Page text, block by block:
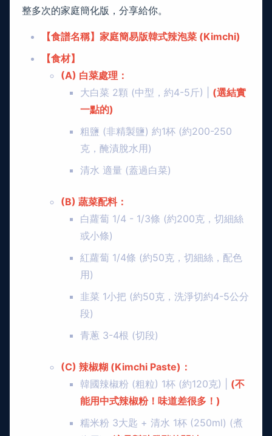
整多次的家庭簡化版，分享給你。
【食譜名稱】家庭簡易版韓式辣泡菜 (Kimchi)
【食材】
(A) 白菜處理：
大白菜 2顆 (中型，約4-5斤) | (選結實
一點的)
粗鹽 (非精製鹽) 約1杯 (約200-250
克，醃漬脫水用)
清水 適量 (蓋過白菜)
(B) 蔬菜配料：
白蘿蔔 1/4 - 1/3條 (約200克，切細絲
或小條)
紅蘿蔔 1/4條 (約50克，切細絲，配色
用)
韭菜 1小把 (約50克，洗淨切約4-5公分
段)
青蔥 3-4根 (切段)
(C) 辣椒糊 (Kimchi Paste)：
韓國辣椒粉 (粗粒) 1杯 (約120克) | (不
能用中式辣椒粉！味道差很多！)
糯米粉 3大匙 + 清水 1杯 (250ml) (煮